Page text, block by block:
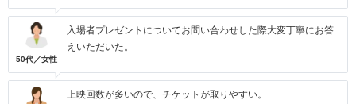
50代／女性
入場者プレゼントについてお問い合わせした際大変丁寧にお答
えいただいた。
上映回数が多いので、チケットが取りやすい。